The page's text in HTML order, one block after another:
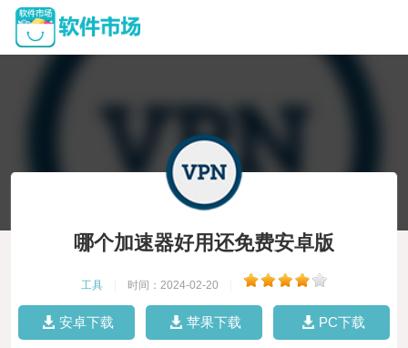
哪个加速器好用还免费安卓版
工具 时间：2024-02-20
安卓下载 苹果下载 PC下载